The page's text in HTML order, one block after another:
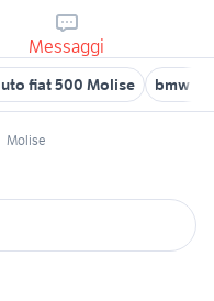
Messaggi
fiat 500 Molise bmw
Molise